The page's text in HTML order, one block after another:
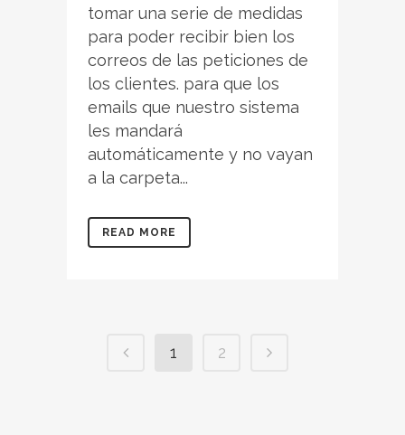
tomar una serie de medidas
para poder recibir bien los
correos de las peticiones de
los clientes. para que los
emails que nuestro sistema
les mandará
automáticamente y no vayan
a la carpeta...
READ MORE
1 2